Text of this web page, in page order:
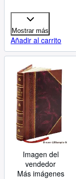
Mostrar más
Añadir al carrito
Imagen del
vendedor
Más imágenes